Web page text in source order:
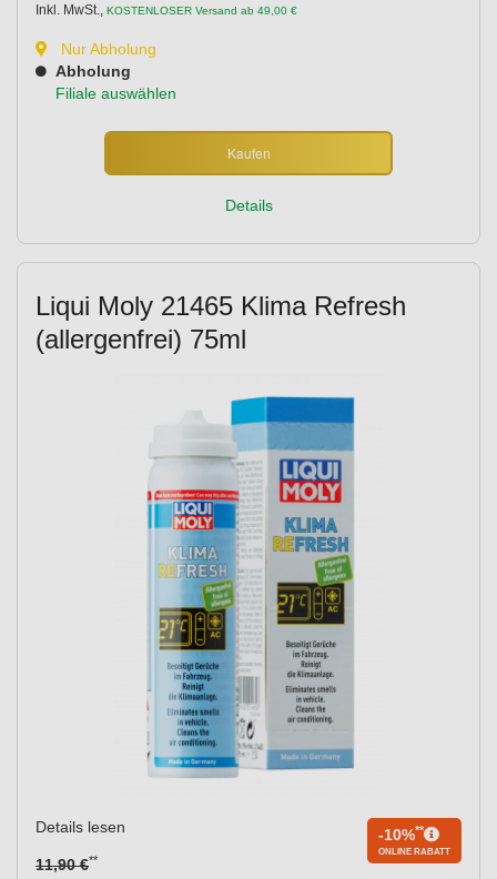
Inkl. MwSt., KOSTENLOSER Versand ab 49,00 €
Nur Abholung
Abholung
Filiale auswählen
Kaufen
Details
Liqui Moly 21465 Klima Refresh
(allergenfrei) 75ml
Details lesen
11,90 €**
-10%**
ONLINE RABATT